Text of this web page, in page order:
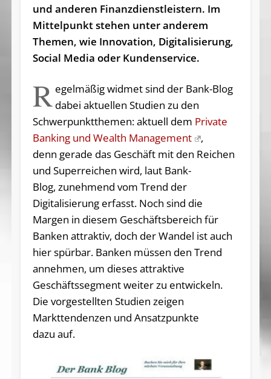
und anderen Finanzdienstleistern. Im
Mittelpunkt stehen unter anderem
Themen, wie Innovation, Digitalisierung,
Social Media oder Kundenservice.
R egelmäßig widmet sind der Bank-Blog
dabei aktuellen Studien zu den
Schwerpunktthemen: aktuell dem Private
Banking und Wealth Management
,
denn gerade das Geschäft mit den Reichen
und Superreichen wird, laut Bank-
Blog, zunehmend vom Trend der
Digitalisierung erfasst. Noch sind die
Margen in diesem Geschäftsbereich für
Banken attraktiv, doch der Wandel ist auch
hier spürbar. Banken müssen den Trend
annehmen, um dieses attraktive
Geschäftssegment weiter zu entwickeln.
Die vorgestellten Studien zeigen
Markttendenzen und Ansatzpunkte
dazu auf.